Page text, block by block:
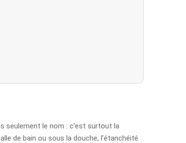
seulement le nom : c’est surtout la
de bain ou sous la douche, l’étanchéité